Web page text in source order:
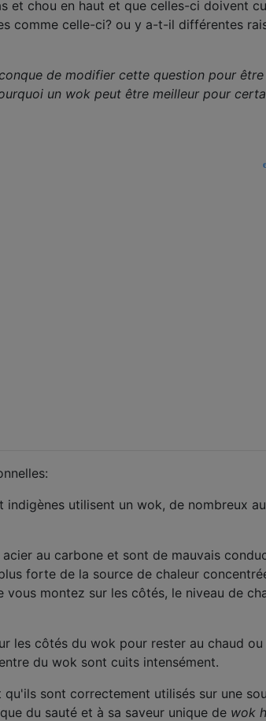
et chou en haut et que celles-ci doivent
comme celle-ci? ou y a-t-il différentes
de modifier cette question pour
un wok peut être meilleur pour
utilisent un wok, de nombreux
au carbone et sont de mauvais
forte de la source de chaleur
montez sur les côtés, le niveau de
les côtés du wok pour rester au chaud
du wok sont cuits intensément.
sont correctement utilisés sur une
du sauté et à sa saveur unique de wok